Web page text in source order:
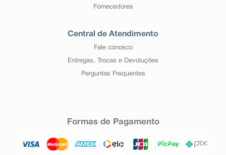
Fornecedores
Central de Atendimento
Fale conosco
Entregas, Trocas e Devoluções
Perguntas Frequentes
Formas de Pagamento